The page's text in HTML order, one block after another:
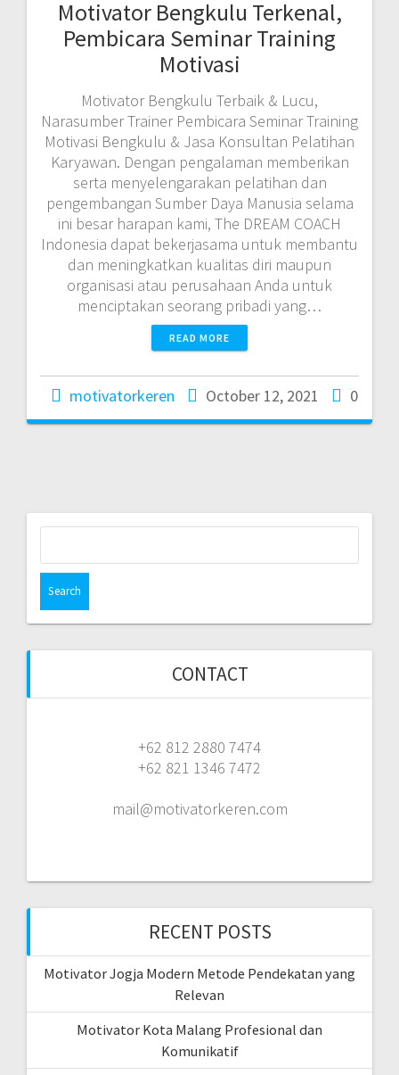
Motivator Bengkulu Terkenal,
Pembicara Seminar Training
Motivasi
Motivator Bengkulu Terbaik & Lucu,
Narasumber Trainer Pembicara Seminar Training
Motivasi Bengkulu & Jasa Konsultan Pelatihan
Karyawan. Dengan pengalaman memberikan
serta menyelengarakan pelatihan dan
pengembangan Sumber Daya Manusia selama
ini besar harapan kami, The DREAM COACH
Indonesia dapat bekerjasama untuk membantu
dan meningkatkan kualitas diri maupun
organisasi atau perusahaan Anda untuk
menciptakan seorang pribadi yang…
READ MORE
motivatorkeren October 12, 2021 0
CONTACT
+62 812 2880 7474
+62 821 1346 7472
mail@motivatorkeren.com
RECENT POSTS
Motivator Jogja Modern Metode Pendekatan yang
Relevan
Motivator Kota Malang Profesional dan
Komunikatif